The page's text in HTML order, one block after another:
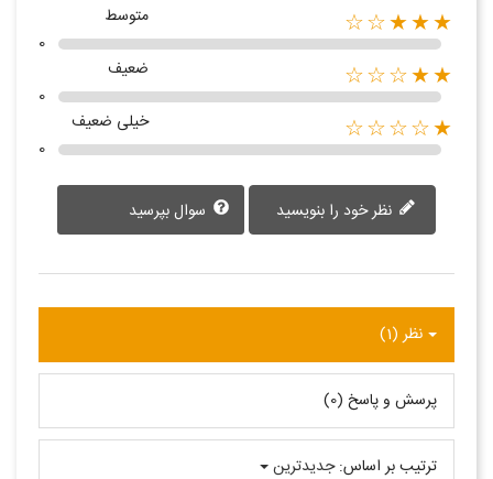
★★★☆☆
متوسط
0
★★☆☆☆
ضعیف
0
★☆☆☆☆
خیلی ضعیف
0
سوال بپرسید
نظر (1)
پرسش و پاسخ (0)
ترتیب بر اساس: جدیدترین